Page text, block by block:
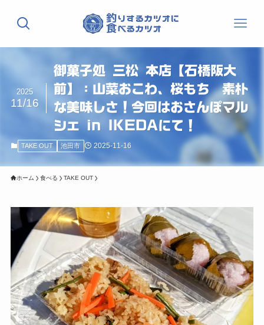
御菓子処 三松 本店【石橋阪大
前】：山菜おこわ、桜もち 素朴
な美味しさ！今回はおさんぽマル
シェ in IKEDAにて！
2025
11/16
TAKE OUT 池田市 2025-11-16
ホーム 食べる TAKE OUT